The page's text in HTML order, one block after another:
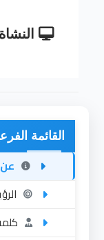
القائمة